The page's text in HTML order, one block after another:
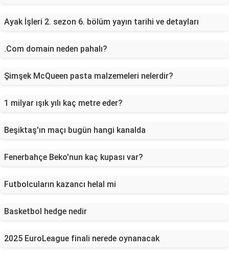
Ayak İşleri 2. sezon 6. bölüm yayın tarihi ve detayları
.Com domain neden pahalı?
Şimşek McQueen pasta malzemeleri nelerdir?
1 milyar ışık yılı kaç metre eder?
Beşiktaş'ın maçı bugün hangi kanalda
Fenerbahçe Beko'nun kaç kupası var?
Futbolcuların kazancı helal mi
Basketbol hedge nedir
2025 EuroLeague finali nerede oynanacak